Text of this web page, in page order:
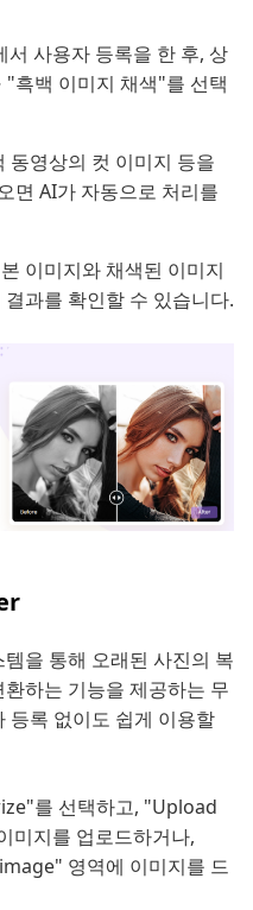
사용자 등록을 한 후, 상
흑백 이미지 채색"를 선택
동영상의 컷 이미지 등을
면 AI가 자동으로 처리를
이미지와 채색된 이미지
과를 확인할 수 있습니다.
을 통해 오래된 사진의 복
하는 기능을 제공하는 무
등록 없이도 쉽게 이용할
를 선택하고, "Upload
미지를 업로드하거나,
영역에 이미지를 드